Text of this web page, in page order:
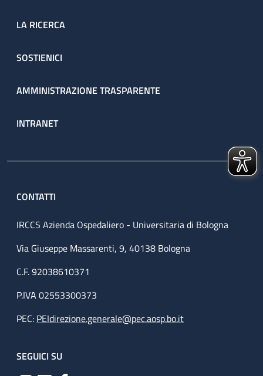
LA RICERCA
SOSTIENICI
AMMINISTRAZIONE TRASPARENTE
INTRANET
CONTATTI
IRCCS Azienda Ospedaliero - Universitaria di Bologna
Via Giuseppe Massarenti, 9, 40138 Bologna
C.F. 92038610371
P.IVA 02553300373
PEC: PEIdirezione.generale@pec.aosp.bo.it
SEGUICI SU